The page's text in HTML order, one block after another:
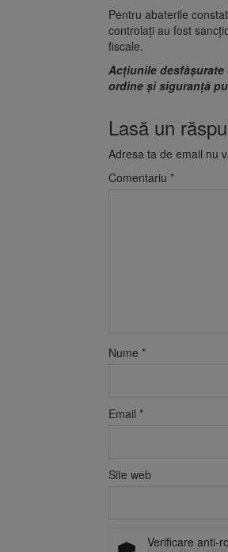
Pentru abaterile
controlați au fost
fiscale.
Acțiunile desfășurate
ordine și siguranță
Lasă un
Adresa ta de email nu
Comentariu *
Nume *
Email *
Site web
Verificare anti-